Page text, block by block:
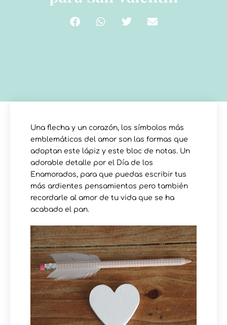
Una flecha y un corazón, los símbolos más
emblemáticos del amor son las formas que
adoptan este lápiz y este bloc de notas. Un
adorable detalle por el Día de los
Enamorados, para que puedas escribir tus
más ardientes pensamientos pero también
recordarle al amor de tu vida que se ha
acabado el pan.